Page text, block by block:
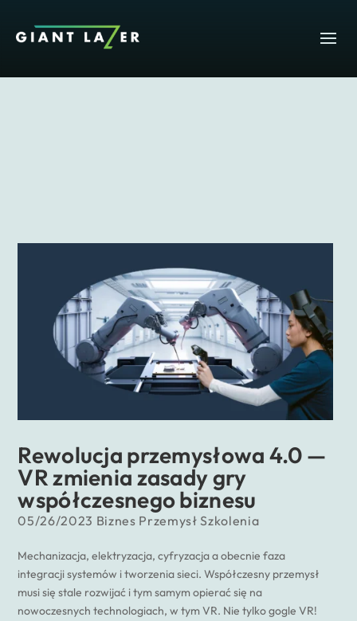
Rewolucja przemysłowa 4.0 —
VR zmienia zasady gry
współczesnego biznesu
05/26/2023 Biznes Przemysł Szkolenia
Mechanizacja, elektryzacja, cyfryzacja a obecnie faza
integracji systemów i tworzenia sieci. Współczesny przemysł
musi się stale rozwijać i tym samym opierać się na
nowoczesnych technologiach, w tym VR. Nie tylko gogle VR!